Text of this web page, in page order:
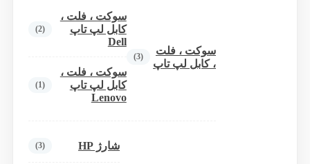
سوکت ، فلت
، کابل لپ تاپ
(3)
سوکت ، فلت ،
کابل لپ تاپ
Dell
(2)
سوکت ، فلت ،
کابل لپ تاپ
Lenovo
(1)
شارژ HP (3)